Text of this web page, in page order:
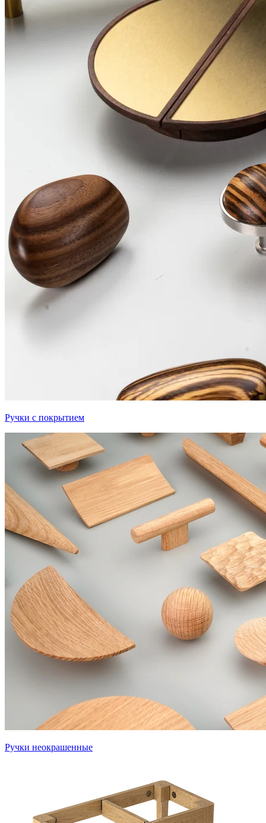
Ручки с покрытием
Ручки неокрашенные